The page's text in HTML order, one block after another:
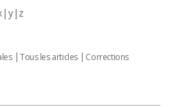
y z
Tous les articles
Corrections